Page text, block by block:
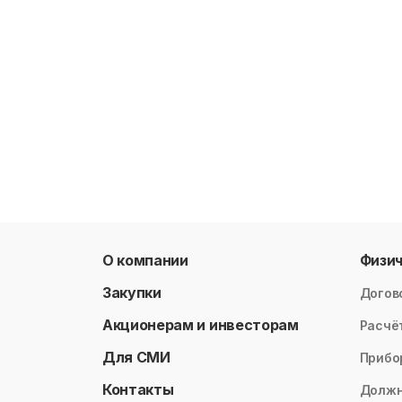
О компании
Закупки
Акционерам и инвесторам
Для СМИ
Контакты